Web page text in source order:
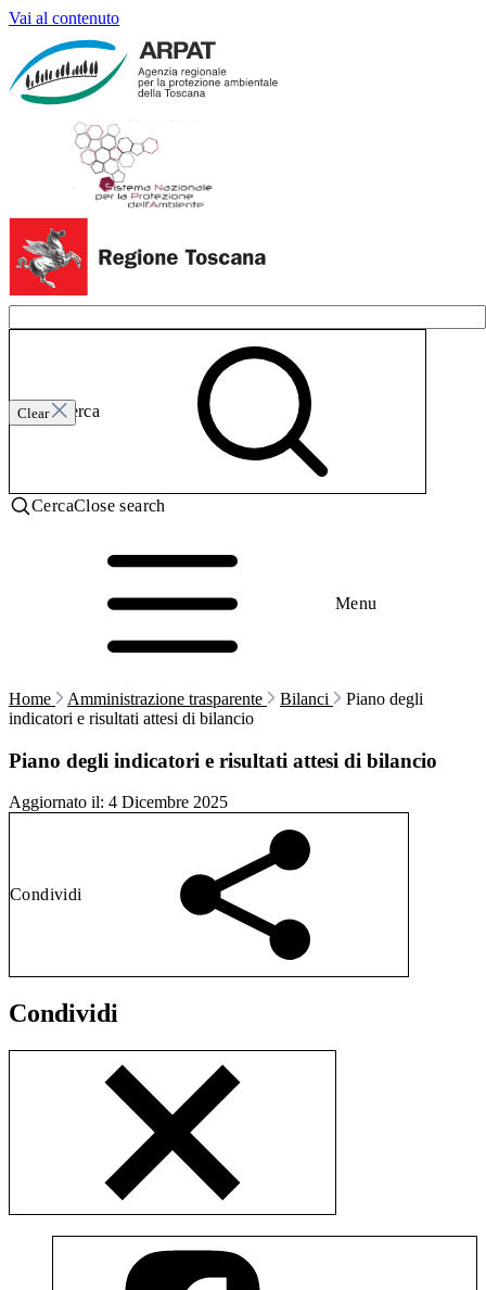
Vai al contenuto
Clear
Invia ricerca
CercaClose search
Menu
Home Amministrazione trasparente Bilanci
Piano degli
indicatori e risultati attesi di bilancio
Piano degli indicatori e risultati attesi di bilancio
Aggiornato il: 4 Dicembre 2025
Condividi
Condividi